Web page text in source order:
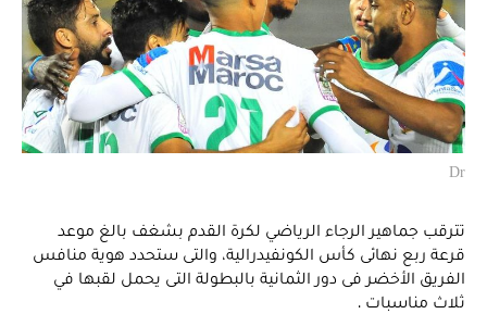
Dr
تترقب جماهير الرجاء الرياضي لكرة القدم بشغف بالغ موعد
قرعة ربع نهائى كأس الكونفيدرالية، والتى ستحدد هوية منافس
الفريق الأخضر فى دور الثمانية بالبطولة التى يحمل لقبها في
ثلاث مناسبات .